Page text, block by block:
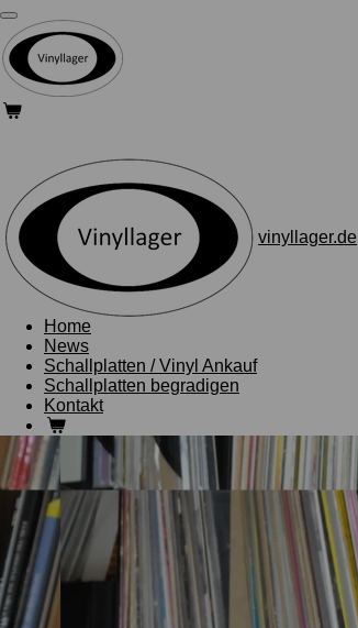
Zum
Hauptinhalt
springen
vinyllager.de
Home
News
Schallplatten / Vinyl Ankauf
Schallplatten begradigen
Kontakt